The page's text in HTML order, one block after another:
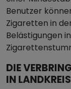
Benutzer
Zigaretten in
Belästigungen
DIE
IN